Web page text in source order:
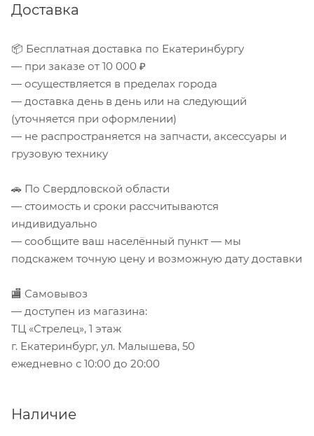
Доставка
📦 Бесплатная доставка по Екатеринбургу
— при заказе от 10 000 ₽
— осуществляется в пределах города
— доставка день в день или на следующий
(уточняется при оформлении)
— не распространяется на запчасти, аксессуары и
грузовую технику
🚗 По Свердловской области
— стоимость и сроки рассчитываются
индивидуально
— сообщите ваш населённый пункт — мы
подскажем точную цену и возможную дату доставки
🏬 Самовывоз
— доступен из магазина:
ТЦ «Стрелец», 1 этаж
г. Екатеринбург, ул. Малышева, 50
ежедневно с 10:00 до 20:00
Наличие